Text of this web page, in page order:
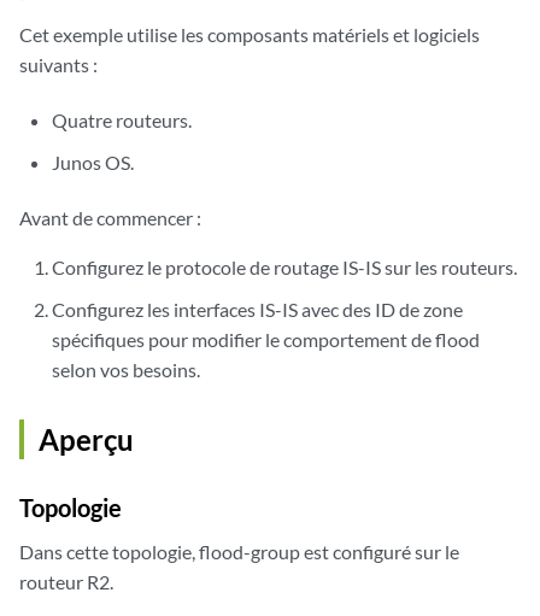
Cet exemple utilise les composants matériels et logiciels
suivants :
Quatre routeurs.
Junos OS.
Avant de commencer :
Configurez le protocole de routage IS-IS sur les routeurs.
Configurez les interfaces IS-IS avec des ID de zone
spécifiques pour modifier le comportement de flood
selon vos besoins.
Aperçu
Topologie
Dans cette topologie, flood-group est configuré sur le
routeur R2.